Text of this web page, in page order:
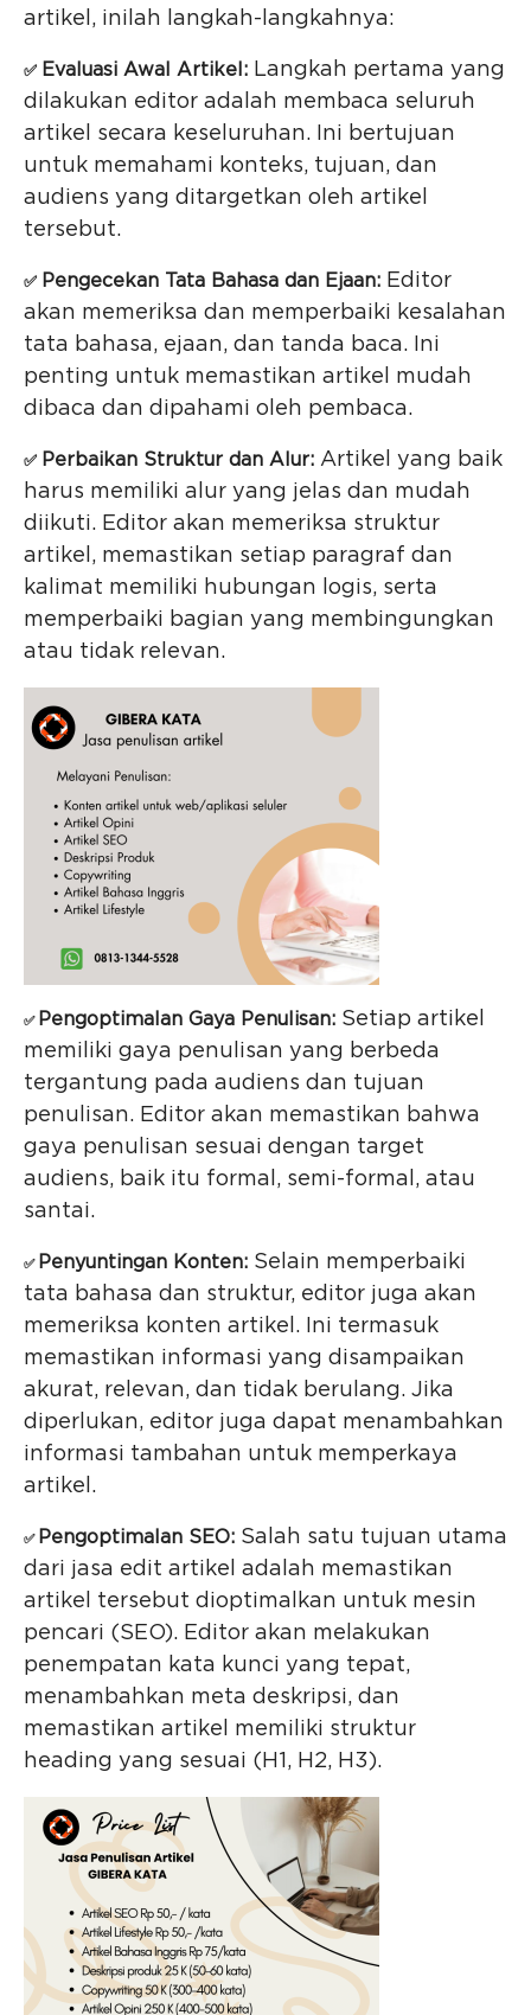
artikel, inilah langkah-langkahnya:
✅ Evaluasi Awal Artikel: Langkah pertama yang
dilakukan editor adalah membaca seluruh
artikel secara keseluruhan. Ini bertujuan
untuk memahami konteks, tujuan, dan
audiens yang ditargetkan oleh artikel
tersebut.
✅ Pengecekan Tata Bahasa dan Ejaan: Editor
akan memeriksa dan memperbaiki kesalahan
tata bahasa, ejaan, dan tanda baca. Ini
penting untuk memastikan artikel mudah
dibaca dan dipahami oleh pembaca.
✅ Perbaikan Struktur dan Alur: Artikel yang baik
harus memiliki alur yang jelas dan mudah
diikuti. Editor akan memeriksa struktur
artikel, memastikan setiap paragraf dan
kalimat memiliki hubungan logis, serta
memperbaiki bagian yang membingungkan
atau tidak relevan.
✅ Pengoptimalan Gaya Penulisan: Setiap artikel
memiliki gaya penulisan yang berbeda
tergantung pada audiens dan tujuan
penulisan. Editor akan memastikan bahwa
gaya penulisan sesuai dengan target
audiens, baik itu formal, semi-formal, atau
santai.
✅ Penyuntingan Konten: Selain memperbaiki
tata bahasa dan struktur, editor juga akan
memeriksa konten artikel. Ini termasuk
memastikan informasi yang disampaikan
akurat, relevan, dan tidak berulang. Jika
diperlukan, editor juga dapat menambahkan
informasi tambahan untuk memperkaya
artikel.
✅ Pengoptimalan SEO: Salah satu tujuan utama
dari jasa edit artikel adalah memastikan
artikel tersebut dioptimalkan untuk mesin
pencari (SEO). Editor akan melakukan
penempatan kata kunci yang tepat,
menambahkan meta deskripsi, dan
memastikan artikel memiliki struktur
heading yang sesuai (H1, H2, H3).